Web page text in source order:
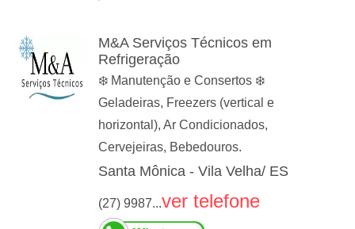
M&A Serviços Técnicos em
Refrigeração
❄️ Manutenção e Consertos ❄️
Geladeiras, Freezers (vertical e
horizontal), Ar Condicionados,
Cervejeiras, Bebedouros.
Santa Mônica - Vila Velha/ ES
(27) 9987...ver telefone